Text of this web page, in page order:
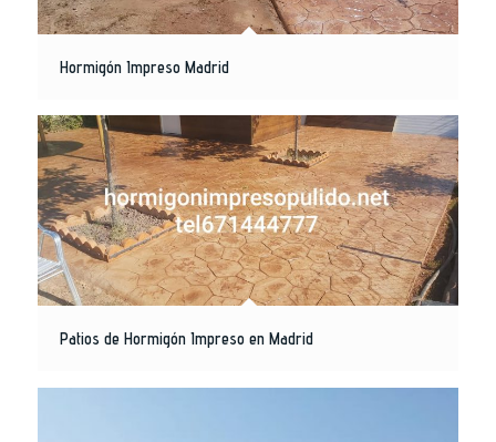
Hormigón Impreso Madrid
Patios de Hormigón Impreso en Madrid